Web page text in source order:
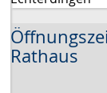
Rathaus